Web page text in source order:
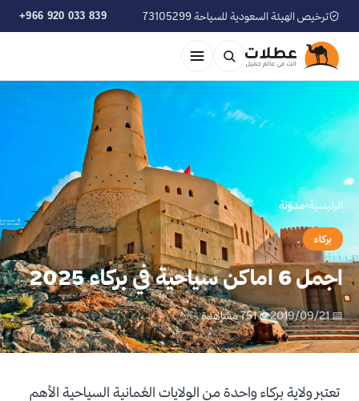
ترخيص الهيئة السعودية للسياحة 73105299 +966 920 033 839
الرئيسية›مدوّنة
بركاء
اجمل 6 اماكن سياحية في بركاء 2025
📅 2019/09/21 👁 751 مشاهدة
تعتبر ولاية بركاء واحدة من الولايات العُمانية السياحية الأهم